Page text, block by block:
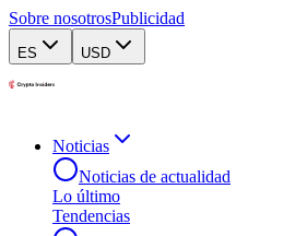
Sobre nosotrosPublicidad
ES USD
Noticias
Noticias de actualidad
Lo último
Tendencias